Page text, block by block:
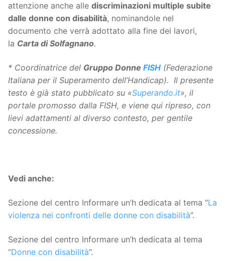
attenzione anche alle discriminazioni multiple subite
dalle donne con disabilità, nominandole nel
documento che verrà adottato alla fine dei lavori,
la Carta di Solfagnano.
* Coordinatrice del Gruppo Donne FISH (Federazione
Italiana per il Superamento dell’Handicap). Il presente
testo è già stato pubblicato su «Superando.it», il
portale promosso dalla FISH, e viene qui ripreso, con
lievi adattamenti al diverso contesto, per gentile
concessione.
Vedi anche:
Sezione del centro Informare un’h dedicata al tema “La
violenza nei confronti delle donne con disabilità”.
Sezione del centro Informare un’h dedicata al tema
“Donne con disabilità”.